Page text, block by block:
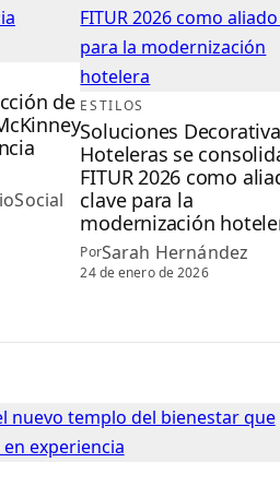
de ESTILOS
Soluciones
Hoteleras se
FITUR 2026 como
clave para la
modernización
PorSarah Hernández
24 de enero de 2026